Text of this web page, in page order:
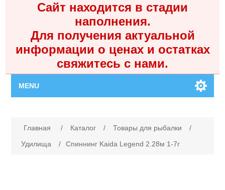
Сайт находится в стадии
наполнения.
Для получения актуальной
информации о ценах и остатках
свяжитесь с нами.
MENU
Каталог
Главная / Каталог / Товары для рыбалки
/
Удилища
/ Спиннинг Kaida Legend 2.28м 1-7г